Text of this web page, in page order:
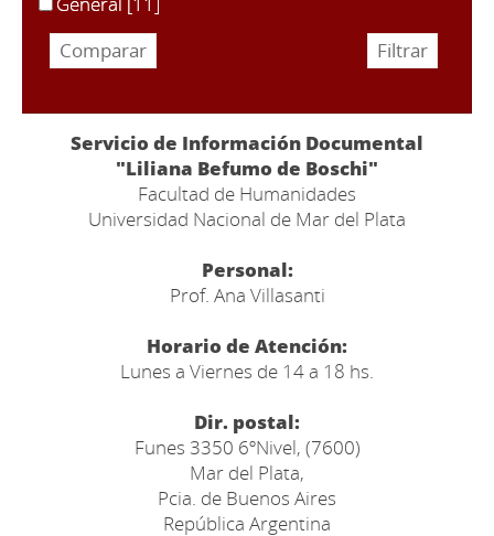
Servicio de Información Documental
"Liliana Befumo de Boschi"
Facultad de Humanidades
Universidad Nacional de Mar del Plata
Personal:
Prof. Ana Villasanti
Horario de Atención:
Lunes a Viernes de 14 a 18 hs.
Dir. postal:
Funes 3350 6ºNivel, (7600)
Mar del Plata,
Pcia. de Buenos Aires
República Argentina